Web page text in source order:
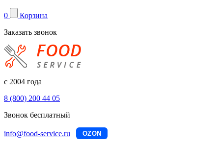
0
Корзина
Заказать звонок
с 2004 года
8 (800) 200 44 05
Звонок бесплатный
info@food-service.ru OZON